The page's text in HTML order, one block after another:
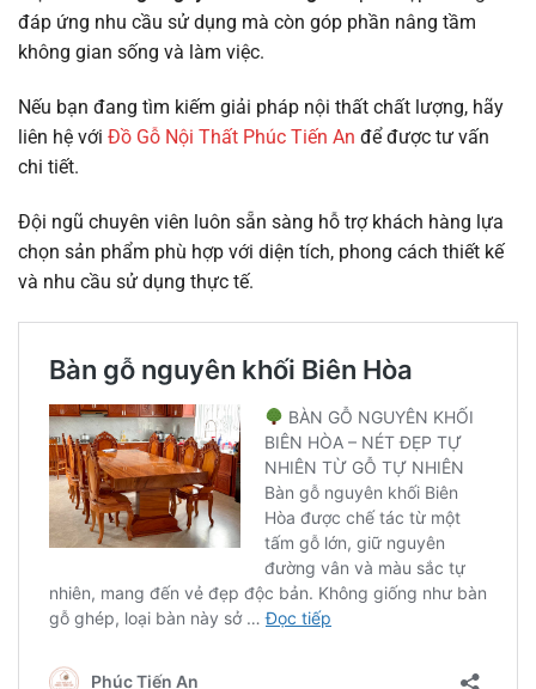
đáp ứng nhu cầu sử dụng mà còn góp phần nâng tầm
không gian sống và làm việc.
Nếu bạn đang tìm kiếm giải pháp nội thất chất lượng, hãy
liên hệ với Đồ Gỗ Nội Thất Phúc Tiến An để được tư vấn
chi tiết.
Đội ngũ chuyên viên luôn sẵn sàng hỗ trợ khách hàng lựa
chọn sản phẩm phù hợp với diện tích, phong cách thiết kế
và nhu cầu sử dụng thực tế.